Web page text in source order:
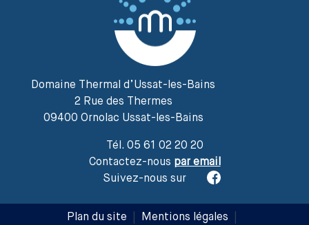
Domaine Thermal d’Ussat-les-Bains
2 Rue des Thermes
09400 Ornolac Ussat-les-Bains
Tél. 05 61 02 20 20
Contactez-nous par email
Suivez-nous sur
Plan du site Mentions légales